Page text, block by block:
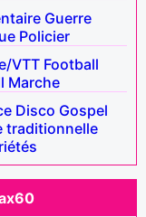
Guerre
Policier
VTT Football
Marche
Disco Gospel
traditionnelle